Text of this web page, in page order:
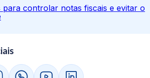
para controlar notas fiscais e evitar o